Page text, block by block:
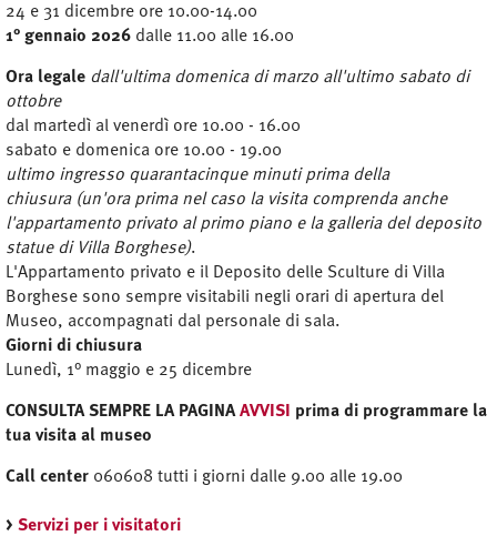
24 e 31 dicembre ore 10.00-14.00
1° gennaio 2026 dalle 11.00 alle 16.00
Ora legale dall'ultima domenica di marzo all'ultimo sabato di
ottobre
dal martedì al venerdì ore 10.00 - 16.00
sabato e domenica ore 10.00 - 19.00
ultimo ingresso quarantacinque minuti prima della
chiusura (un'ora prima nel caso la visita comprenda anche
l'appartamento privato al primo piano e la galleria del deposito
statue di Villa Borghese).
L'Appartamento privato e il Deposito delle Sculture di Villa
Borghese sono sempre visitabili negli orari di apertura del
Museo, accompagnati dal personale di sala.
Giorni di chiusura
Lunedì, 1° maggio e 25 dicembre
CONSULTA SEMPRE LA PAGINAAVVISI
prima di programmare la
tua visita al museo
Call center 060608 tutti i giorni dalle 9.00 alle 19.00
> Servizi per i visitatori